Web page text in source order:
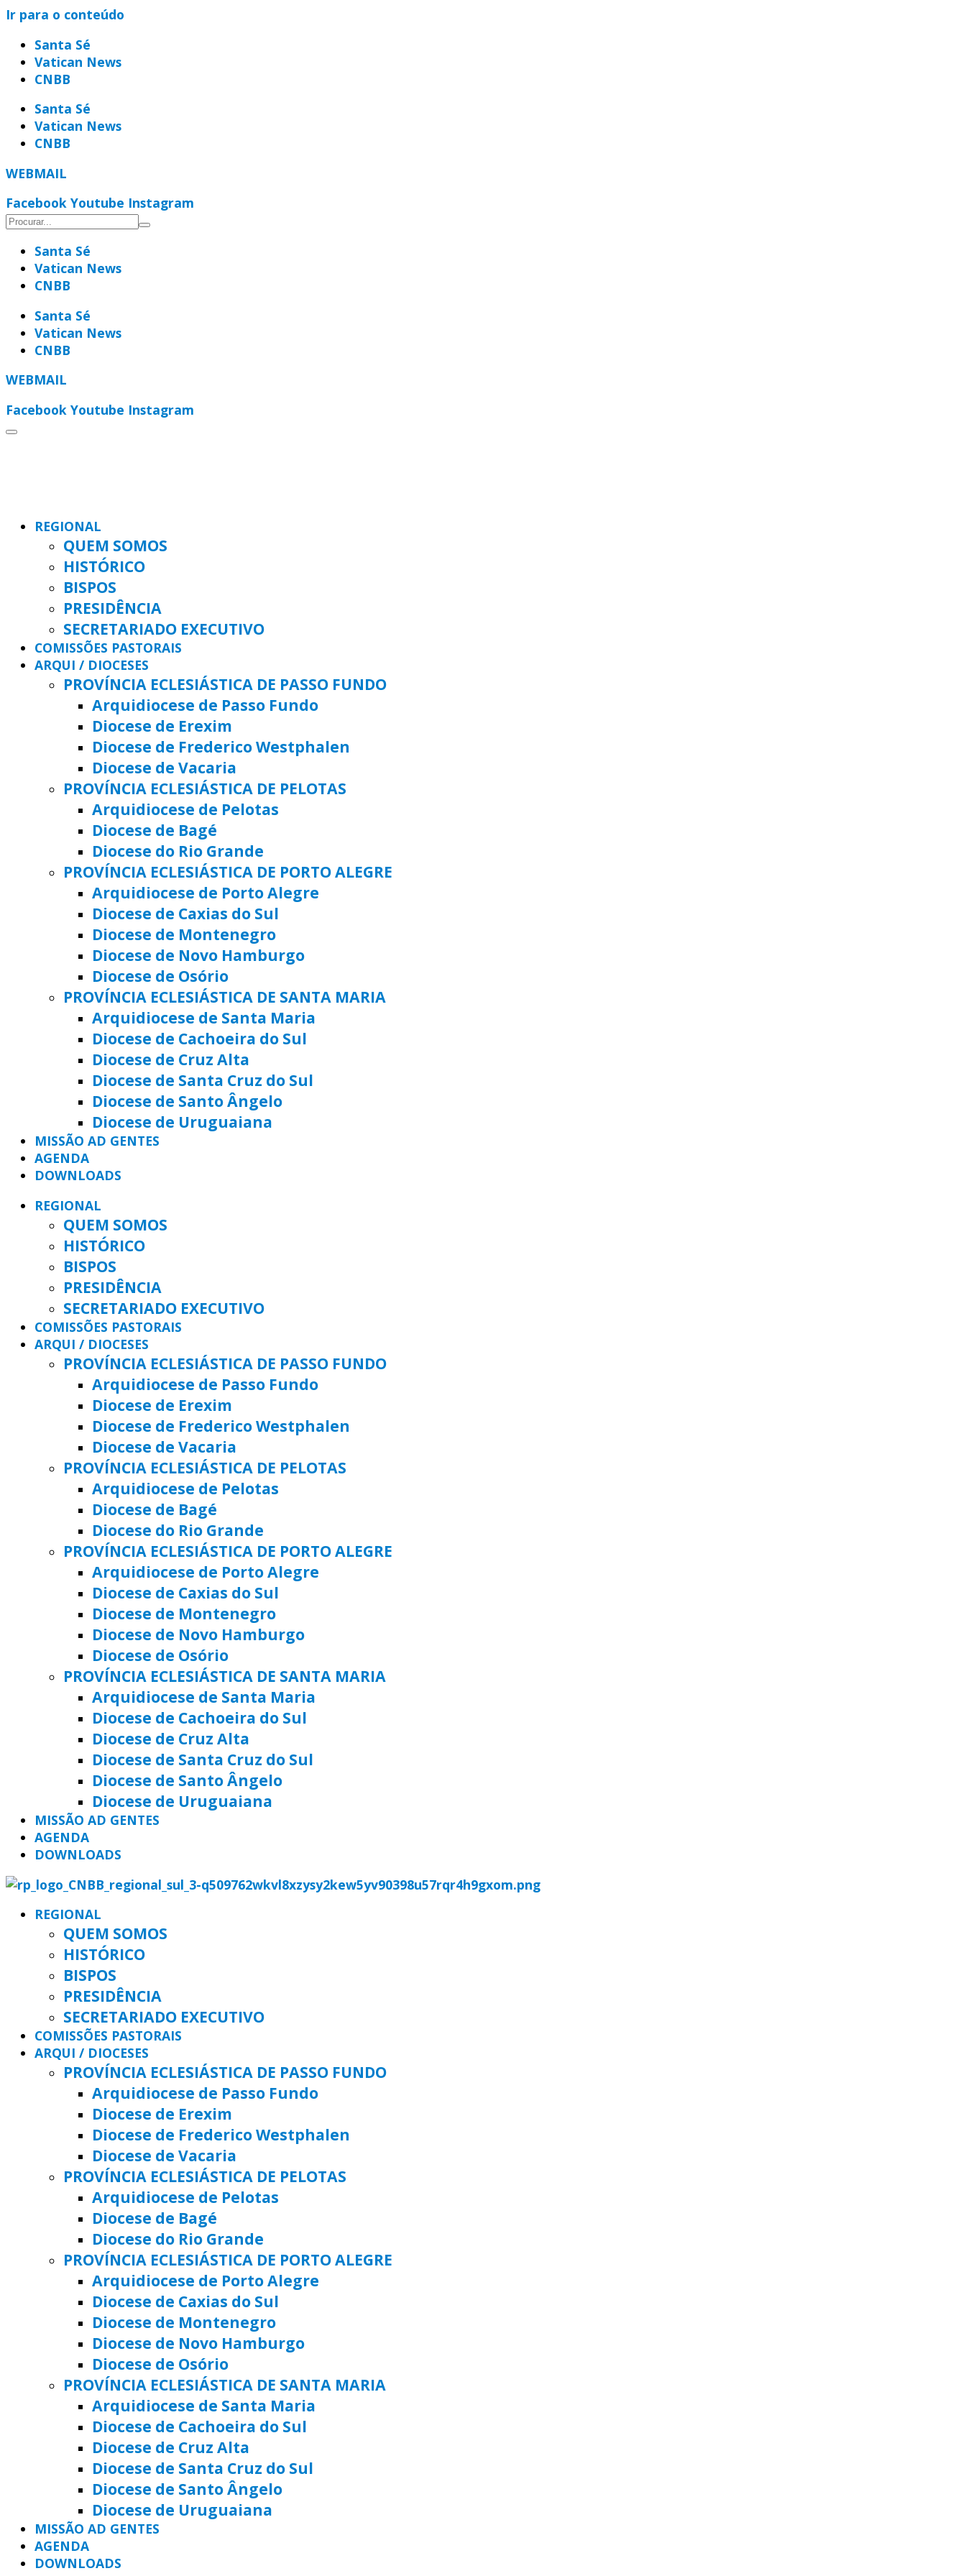
Ir para o conteúdo
Santa Sé
Vatican News
CNBB
Santa Sé
Vatican News
CNBB
WEBMAIL
Facebook Youtube Instagram
Santa Sé
Vatican News
CNBB
Santa Sé
Vatican News
CNBB
WEBMAIL
Facebook Youtube Instagram
REGIONAL
QUEM SOMOS
HISTÓRICO
BISPOS
PRESIDÊNCIA
SECRETARIADO EXECUTIVO
COMISSÕES PASTORAIS
ARQUI / DIOCESES
PROVÍNCIA ECLESIÁSTICA DE PASSO FUNDO
Arquidiocese de Passo Fundo
Diocese de Erexim
Diocese de Frederico Westphalen
Diocese de Vacaria
PROVÍNCIA ECLESIÁSTICA DE PELOTAS
Arquidiocese de Pelotas
Diocese de Bagé
Diocese do Rio Grande
PROVÍNCIA ECLESIÁSTICA DE PORTO ALEGRE
Arquidiocese de Porto Alegre
Diocese de Caxias do Sul
Diocese de Montenegro
Diocese de Novo Hamburgo
Diocese de Osório
PROVÍNCIA ECLESIÁSTICA DE SANTA MARIA
Arquidiocese de Santa Maria
Diocese de Cachoeira do Sul
Diocese de Cruz Alta
Diocese de Santa Cruz do Sul
Diocese de Santo Ângelo
Diocese de Uruguaiana
MISSÃO AD GENTES
AGENDA
DOWNLOADS
REGIONAL
QUEM SOMOS
HISTÓRICO
BISPOS
PRESIDÊNCIA
SECRETARIADO EXECUTIVO
COMISSÕES PASTORAIS
ARQUI / DIOCESES
PROVÍNCIA ECLESIÁSTICA DE PASSO FUNDO
Arquidiocese de Passo Fundo
Diocese de Erexim
Diocese de Frederico Westphalen
Diocese de Vacaria
PROVÍNCIA ECLESIÁSTICA DE PELOTAS
Arquidiocese de Pelotas
Diocese de Bagé
Diocese do Rio Grande
PROVÍNCIA ECLESIÁSTICA DE PORTO ALEGRE
Arquidiocese de Porto Alegre
Diocese de Caxias do Sul
Diocese de Montenegro
Diocese de Novo Hamburgo
Diocese de Osório
PROVÍNCIA ECLESIÁSTICA DE SANTA MARIA
Arquidiocese de Santa Maria
Diocese de Cachoeira do Sul
Diocese de Cruz Alta
Diocese de Santa Cruz do Sul
Diocese de Santo Ângelo
Diocese de Uruguaiana
MISSÃO AD GENTES
AGENDA
DOWNLOADS
REGIONAL
QUEM SOMOS
HISTÓRICO
BISPOS
PRESIDÊNCIA
SECRETARIADO EXECUTIVO
COMISSÕES PASTORAIS
ARQUI / DIOCESES
PROVÍNCIA ECLESIÁSTICA DE PASSO FUNDO
Arquidiocese de Passo Fundo
Diocese de Erexim
Diocese de Frederico Westphalen
Diocese de Vacaria
PROVÍNCIA ECLESIÁSTICA DE PELOTAS
Arquidiocese de Pelotas
Diocese de Bagé
Diocese do Rio Grande
PROVÍNCIA ECLESIÁSTICA DE PORTO ALEGRE
Arquidiocese de Porto Alegre
Diocese de Caxias do Sul
Diocese de Montenegro
Diocese de Novo Hamburgo
Diocese de Osório
PROVÍNCIA ECLESIÁSTICA DE SANTA MARIA
Arquidiocese de Santa Maria
Diocese de Cachoeira do Sul
Diocese de Cruz Alta
Diocese de Santa Cruz do Sul
Diocese de Santo Ângelo
Diocese de Uruguaiana
MISSÃO AD GENTES
AGENDA
DOWNLOADS